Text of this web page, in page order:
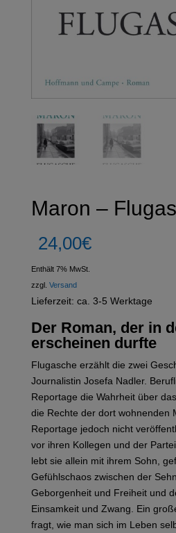
Maron –
24,00€
Enthält 7% MwSt.
zzgl. Versand
Lieferzeit: ca. 3-5 Werktage
Der Roman, der in
erscheinen durfte
Flugasche erzählt die zwei
Journalistin Josefa Nadler.
Reportage die Wahrheit über
die Rechte der dort wohnenden
Reportage jedoch nicht
vor ihren Kollegen und der
lebt sie allein mit ihrem Sohn,
Gefühlschaos zwischen der
Geborgenheit und Freiheit und
Einsamkeit und Zwang. Ein
fragt, wie man sich im Leben